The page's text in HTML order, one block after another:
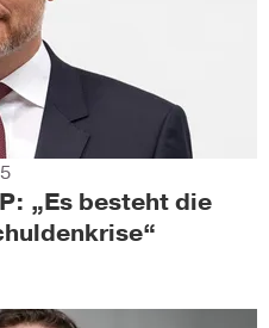
„Es besteht die